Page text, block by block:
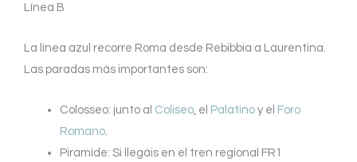
Línea B
La línea azul recorre Roma desde Rebibbia a Laurentina.
Las paradas más importantes son:
Colosseo: junto al Coliseo , el Palatino y el Foro
Romano
Piramide: Si llegáis en el tren regional FR1